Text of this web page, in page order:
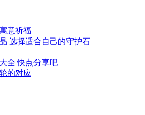
意祈福
选择适合自己的守护石
全 快点分享吧
的对应